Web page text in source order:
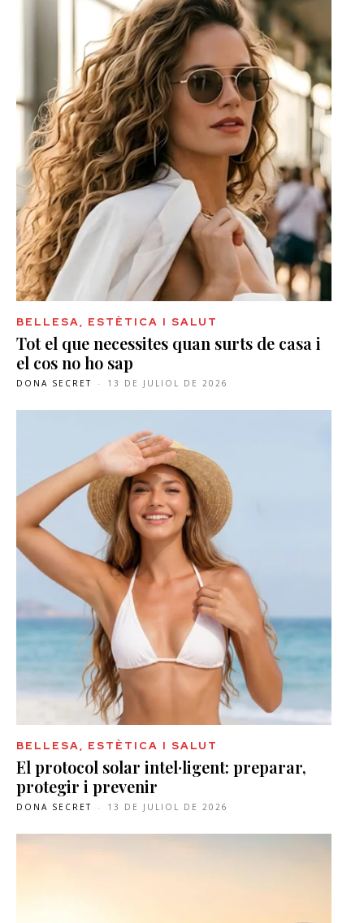
BELLESA, ESTÈTICA I SALUT
Tot el que necessites quan surts de casa i
el cos no ho sap
DONA SECRET - 13 DE JULIOL DE 2026
BELLESA, ESTÈTICA I SALUT
El protocol solar intel·ligent: preparar,
protegir i prevenir
DONA SECRET - 13 DE JULIOL DE 2026